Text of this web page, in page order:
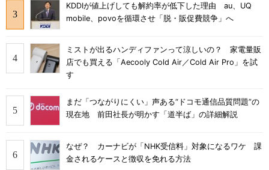
KDDIが値上げしても解約率が低下した理由 au、UQ
mobile、povoを循環させ「脱・販促費競争」へ
ミストが出るハンディファンって涼しいの？ 家電量販
店でも買える「Aecooly Cold Air／Cold Air Pro」を試
す
まだ「つながりにくい」声ある“ドコモ通信品質問題”の
現在地 前田社長が明かす「道半ば」の詳細解説
なぜ？ カーナビが「NHK受信料」対象になるワケ 課
金されるケースと徴収を免れる方法